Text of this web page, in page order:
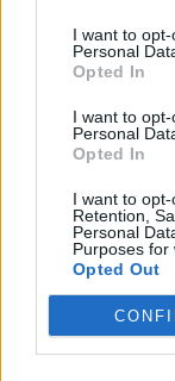
I want to
Personal
Opted In
I want to
Personal
Opted In
I want to opt-
Retention,
Personal
Purposes for
Opted Out
“The
nudo di